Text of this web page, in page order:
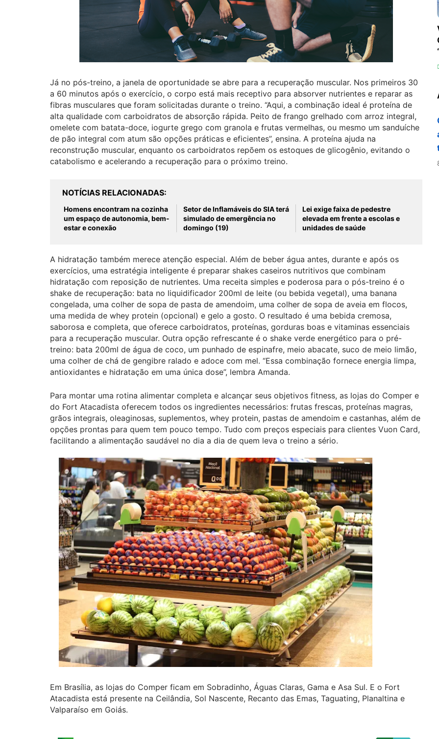
Já no pós-treino, a janela de oportunidade se abre para a recuperação muscular. Nos primeiros 30
a 60 minutos após o exercício, o corpo está mais receptivo para absorver nutrientes e reparar as
fibras musculares que foram solicitadas durante o treino. “Aqui, a combinação ideal é proteína de
alta qualidade com carboidratos de absorção rápida. Peito de frango grelhado com arroz integral,
omelete com batata-doce, iogurte grego com granola e frutas vermelhas, ou mesmo um sanduíche
de pão integral com atum são opções práticas e eficientes”, ensina. A proteína ajuda na
reconstrução muscular, enquanto os carboidratos repõem os estoques de glicogênio, evitando o
catabolismo e acelerando a recuperação para o próximo treino.
NOTÍCIAS RELACIONADAS
Homens encontram na cozinha
um espaço de autonomia, bem-
estar e conexão
Setor de Inflamáveis do SIA terá
simulado de emergência no
domingo (19)
Lei exige faixa de pedestre
elevada em frente a escolas e
unidades de saúde
A hidratação também merece atenção especial. Além de beber água antes, durante e após os
exercícios, uma estratégia inteligente é preparar shakes caseiros nutritivos que combinam
hidratação com reposição de nutrientes. Uma receita simples e poderosa para o pós-treino é o
shake de recuperação: bata no liquidificador 200ml de leite (ou bebida vegetal), uma banana
congelada, uma colher de sopa de pasta de amendoim, uma colher de sopa de aveia em flocos,
uma medida de whey protein (opcional) e gelo a gosto. O resultado é uma bebida cremosa,
saborosa e completa, que oferece carboidratos, proteínas, gorduras boas e vitaminas essenciais
para a recuperação muscular. Outra opção refrescante é o shake verde energético para o pré-
treino: bata 200ml de água de coco, um punhado de espinafre, meio abacate, suco de meio limão,
uma colher de chá de gengibre ralado e adoce com mel. “Essa combinação fornece energia limpa,
antioxidantes e hidratação em uma única dose”, lembra Amanda.
Para montar uma rotina alimentar completa e alcançar seus objetivos fitness, as lojas do Comper e
do Fort Atacadista oferecem todos os ingredientes necessários: frutas frescas, proteínas magras,
grãos integrais, oleaginosas, suplementos, whey protein, pastas de amendoim e castanhas, além de
opções prontas para quem tem pouco tempo. Tudo com preços especiais para clientes Vuon Card,
facilitando a alimentação saudável no dia a dia de quem leva o treino a sério.
Em Brasília, as lojas do Comper ficam em Sobradinho, Águas Claras, Gama e Asa Sul. E o Fort
Atacadista está presente na Ceilândia, Sol Nascente, Recanto das Emas, Taguating, Planaltina e
Valparaíso em Goiás.